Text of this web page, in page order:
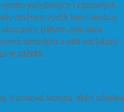
pohybových i zábavných
možnost využít herní atrakce,
Během celé akce
atmosféra a děti odcházely
zážitků.
Kuchtová Monika, třídní učitelka